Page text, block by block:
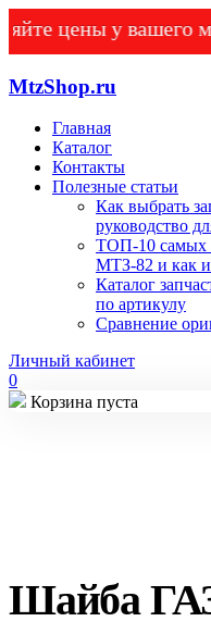
цены у вашего
MtzShop.ru
Главная
Каталог
Контакты
Полезные статьи
Как выбрать
руководство
ТОП-10 самых
МТЗ-82 и как
Каталог
по артикулу
Сравнение
Личный кабинет
0
Корзина пуста
Шайба